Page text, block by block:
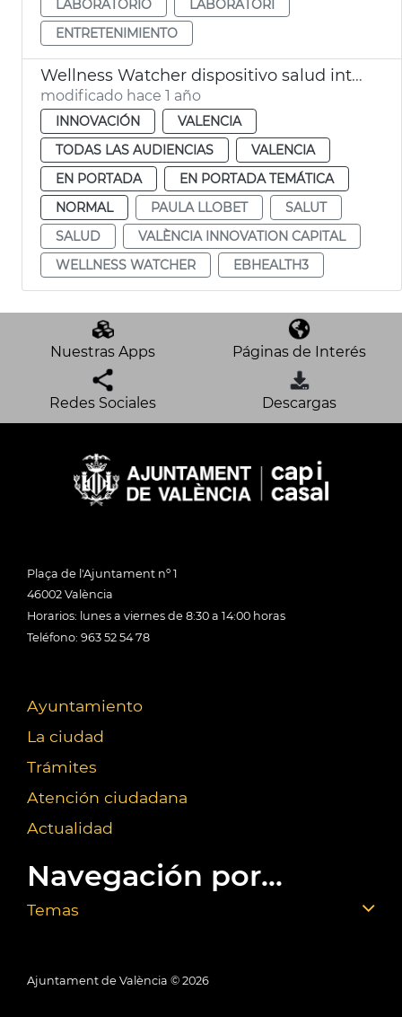
LABORATORIO
LABORATORI
ENTRETENIMIENTO
Wellness Watcher dispositivo salud intestinal
modificado hace 1 año
INNOVACIÓN
VALENCIA
TODAS LAS AUDIENCIAS
VALENCIA
EN PORTADA
EN PORTADA TEMÁTICA
NORMAL
PAULA LLOBET
SALUT
SALUD
VALÈNCIA INNOVATION CAPITAL
WELLNESS WATCHER
EBHEALTH3
Nuestras Apps Páginas de Interés
Redes Sociales Descargas
Plaça de l'Ajuntament nº 1
46002 València
Horarios: lunes a viernes de 8:30 a 14:00 horas
Teléfono: 963 52 54 78
Ayuntamiento
La ciudad
Trámites
Atención ciudadana
Actualidad
Navegación por...
Temas
Ajuntament de València © 2026